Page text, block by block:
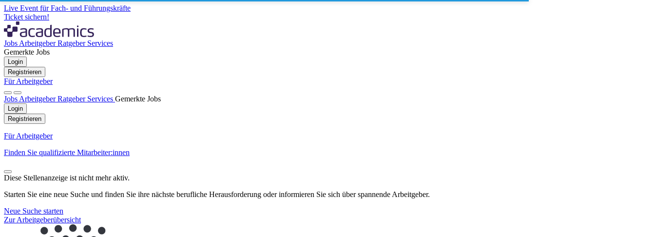
Live Event für Fach- und Führungskräfte
Ticket sichern!
Jobs ArbeitgeberRatgeber Services
Gemerkte Jobs
Login
Registrieren
Für Arbeitgeber
Jobs ArbeitgeberRatgeber Services Gemerkte Jobs
Login
Registrieren
Für Arbeitgeber
Finden Sie qualifizierte Mitarbeiter:innen
Diese Stellenanzeige ist nicht mehr aktiv.
Starten Sie eine neue Suche und finden Sie ihre nächste berufliche Herausforderung oder informieren Sie sich über spannende Arbeitgeber.
Neue Suche starten
Zur Arbeitgeberübersicht